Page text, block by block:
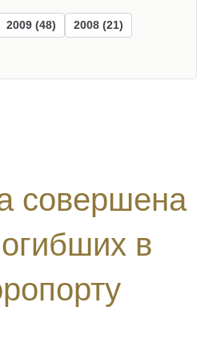
2009 (48) 2008 (21)
совершена
в